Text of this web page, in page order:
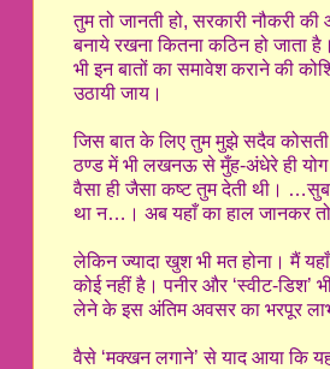
तुम तो जानती हो, सरकारी नौकरी
बनाये रखना कितना कठिन हो जाता
भी इन बातों का समावेश कराने की
उठायी जाय।
जिस बात के लिए तुम मुझे सदैव कोसती
ठण्ड में भी लखनऊ से मुँह-अंधेरे ही योग
वैसा ही जैसा कष्ट तुम देती थी।
था न…। अब यहाँ का हाल जानकर तो
लेकिन ज्यादा खुश भी मत होना। मैं
कोई नहीं है। पनीर और ‘स्वीट-डिश’
लेने के इस अंतिम अवसर का भरपूर
वैसे ‘मक्खन लगाने’ से याद आया कि